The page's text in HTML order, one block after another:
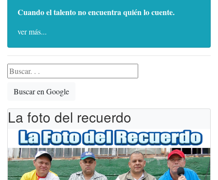
Cuando el talento no encuentra quién lo cuente.
ver más...
Buscar en Google
La foto del recuerdo